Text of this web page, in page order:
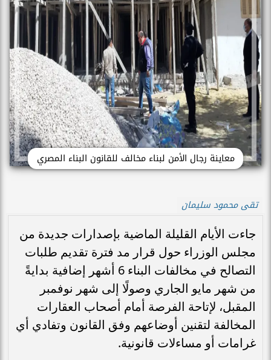
معاينة رجال الأمن لبناء مخالف للقانون البناء المصري
تقى محمود سليمان
جاءت الأيام القليلة الماضية بإصدارات جديدة من
مجلس الوزراء حول قرار مد فترة تقديم طلبات
التصالح في مخالفات البناء 6 أشهر إضافية بدايةً
من شهر مايو الجاري وصولًا إلى شهر نوفمبر
المقبل، لإتاحة الفرصة أمام أصحاب العقارات
المخالفة لتقنين أوضاعهم وفق القانون وتفادي أي
غرامات أو مساءلات قانونية.